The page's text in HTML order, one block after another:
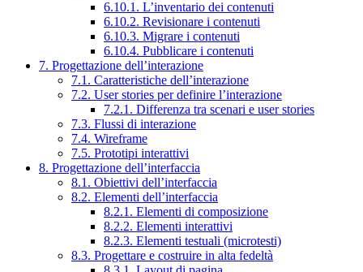
6.10.1. L’inventario dei contenuti
6.10.2. Revisionare i contenuti
6.10.3. Migrare i contenuti
6.10.4. Pubblicare i contenuti
7. Progettazione dell’interazione
7.1. Caratteristiche dell’interazione
7.2. User stories per definire l’interazione
7.2.1. Differenza tra scenari e user stories
7.3. Flussi di interazione
7.4. Wireframe
7.5. Prototipi interattivi
8. Progettazione dell’interfaccia
8.1. Obiettivi dell’interfaccia
8.2. Elementi dell’interfaccia
8.2.1. Elementi di composizione
8.2.2. Elementi interattivi
8.2.3. Elementi testuali (microtesti)
8.3. Progettare e costruire in alta fedeltà